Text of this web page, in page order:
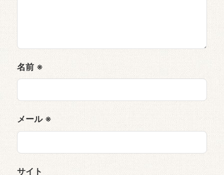
名前 ※
メール ※
サイト